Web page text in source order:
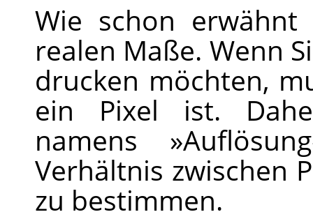
Wie schon
realen Maße. Wenn
drucken möchten,
ein Pixel ist.
namens
Verhältnis zwischen
zu bestimmen.